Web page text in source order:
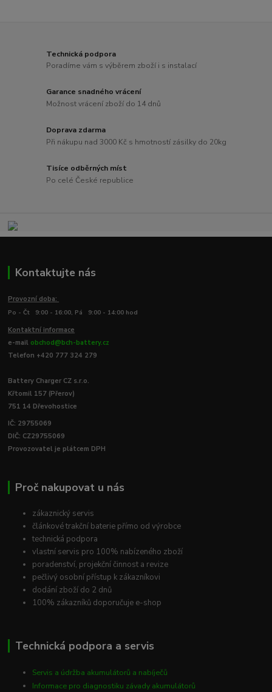
Technická podpora
Poradíme vám s výběrem zboží i s instalací
Garance snadného vrácení
Možnost vrácení zboží do 14 dnů
Doprava zdarma
Při nákupu nad 3000 Kč s hmotností zásilky do 20kg
Tisíce odběrných míst
Po celé České republice
Kontaktujte nás
Provozní doba:
Po - Čt 9:00 - 16:00, Pá 9:00 - 14:00 hod
Kontaktní informace
e-mail obchod@bch-battery.cz
Telefon +420 777 324 279
Battery Charger CZ s.r.o.
Křtomil 157 (Přerov)
751 14 Dřevohostice
IČ: 29755069
DIČ: CZ29755069
Provozovatel je plátcem DPH
Proč nakupovat u nás
zákaznický servis
článkové trakční baterie přímo od výrobce
technická podpora
vlastní servis pro 100% nabízeného zboží
poradenství, projekční činnost a revize
pečlivý osobní přístup k zákazníkovi
dodání zboží do 2 dnů
100% zákazníků doporučuje e-shop
Technická podpora a servis
Servis a údržba akumulátorů a nabíječů
Informace pro diagnostiku závady akumulátorů